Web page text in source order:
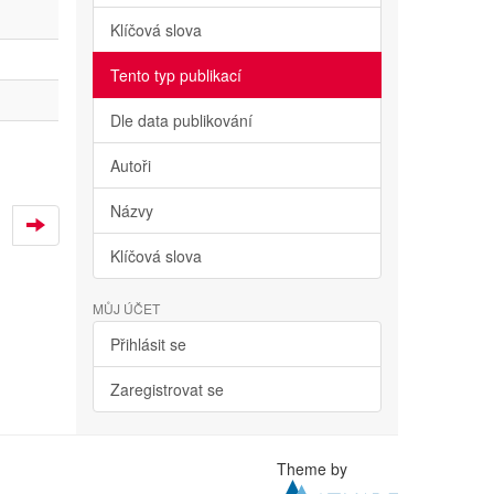
Klíčová slova
Tento typ publikací
Dle data publikování
Autoři
Názvy
Klíčová slova
MŮJ ÚČET
Přihlásit se
Zaregistrovat se
Theme by